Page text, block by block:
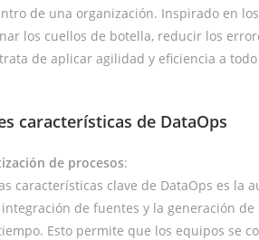
de una organización. Inspirado en
los cuellos de botella, reducir los
de aplicar agilidad y eficiencia a
características de DataOps
de procesos:
características clave de DataOps es la
integración de fuentes y la generación
Esto permite que los equipos se